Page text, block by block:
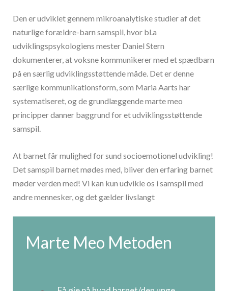
Den er udviklet gennem mikroanalytiske studier af det
naturlige forældre-barn samspil, hvor bl.a
udviklingspsykologiens mester Daniel Stern
dokumenterer, at voksne kommunikerer med et spædbarn
på en særlig udviklingsstøttende måde. Det er denne
særlige kommunikationsform, som Maria Aarts har
systematiseret, og de grundlæggende marte meo
principper danner baggrund for et udviklingsstøttende
samspil.
At barnet får mulighed for sund socioemotionel udvikling!
Det samspil barnet mødes med, bliver den erfaring barnet
møder verden med! Vi kan kun udvikle os i samspil med
andre mennesker, og det gælder livslangt
Marte Meo Metoden